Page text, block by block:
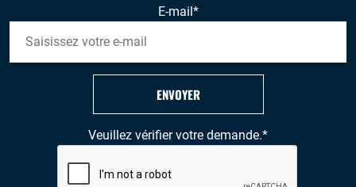
E-mail *
Veuillez vérifier votre demande.*
ENVOYER